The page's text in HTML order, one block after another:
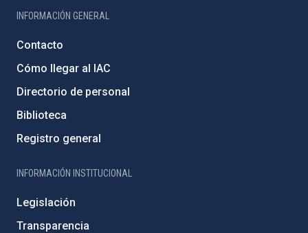
INFORMACIÓN GENERAL
Contacto
Cómo llegar al IAC
Directorio de personal
Biblioteca
Registro general
INFORMACIÓN INSTITUCIONAL
Legislación
Transparencia